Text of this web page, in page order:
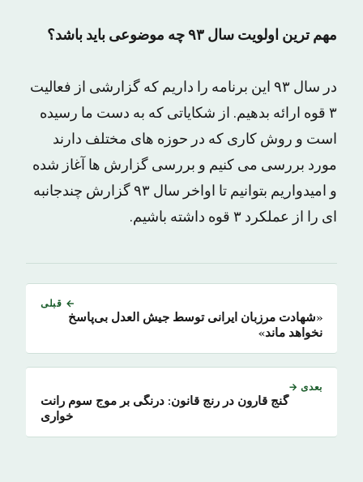
مهم ترین اولویت سال ۹۳ چه موضوعی باید باشد؟
در سال ۹۳ این برنامه را داریم که گزارشی از فعالیت
۳ قوه ارائه بدهیم. از شکایاتی که به دست ما رسیده
است و روش کاری که در حوزه های مختلف دارند
مورد بررسی می کنیم و بررسی گزارش ها آغاز شده
و امیدواریم بتوانیم تا اواخر سال ۹۳ گزارش چندجانبه
ای را از عملکرد ۳ قوه داشته باشیم.
← قبلی
«شهادت مرزبان ایرانی توسط جیش العدل بی‌پاسخ
نخواهد ماند»
بعدی →
گنج قارون در رنج قانون: درنگی بر موج سوم رانت
خواری